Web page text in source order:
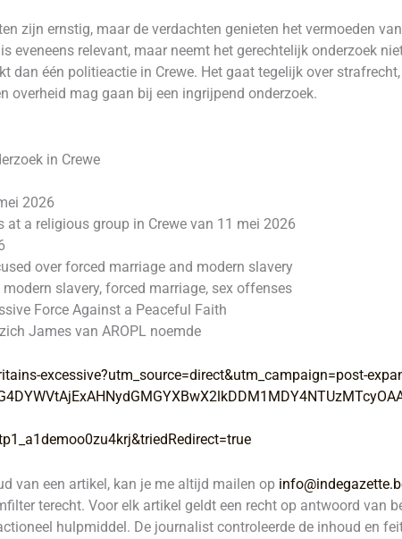
zijn ernstig, maar de verdachten genieten het vermoeden
eveneens relevant, maar neemt het gerechtelijk onderzoek
dan één politieactie in Crewe. Het gaat tegelijk over
overheid mag gaan bij een ingrijpend onderzoek.
in Crewe
2026
a religious group in Crewe van 11 mei 2026
over forced marriage and modern slavery
slavery, forced marriage, sex offenses
Force Against a Peaceful Faith
James van AROPL noemde
excessive?utm_source=direct&utm_campaign=post-
van een artikel, kan je me altijd mailen op
terecht. Voor elk artikel geldt een recht op antwoord van
hulpmiddel. De journalist controleerde de inhoud en